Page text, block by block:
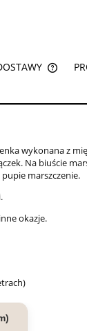
CENA
wykonana z
Na biuście
marszczenie.
okazje.